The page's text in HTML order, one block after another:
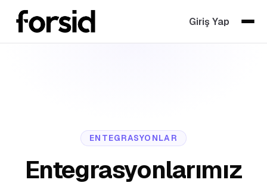
Giriş Yap
ENTEGRASYONLAR
Entegrasyonlarımız